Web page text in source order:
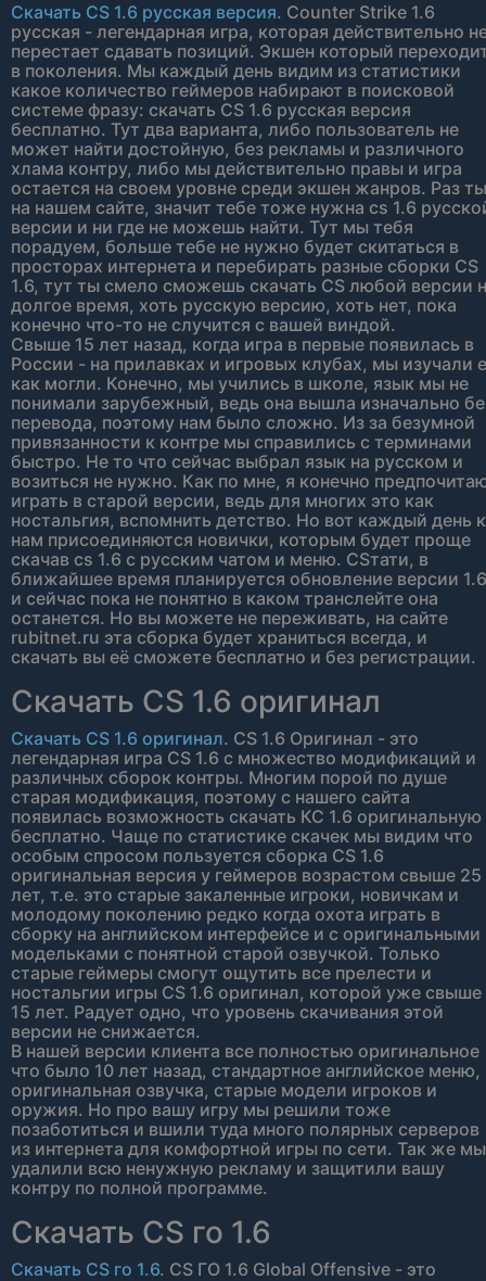
Скачать CS 1.6 русская версия. Counter Strike 1.6
русская - легендарная игра, которая действительно
перестает сдавать позиций. Экшен который
в поколения. Мы каждый день видим из статистики
какое количество геймеров набирают в поисковой
системе фразу: скачать CS 1.6 русская версия
бесплатно. Тут два варианта, либо пользователь не
может найти достойную, без рекламы и различного
хлама контру, либо мы действительно правы и игра
остается на своем уровне среди экшен жанров. Раз ты
на нашем сайте, значит тебе тоже нужна cs 1.6
версии и ни где не можешь найти. Тут мы тебя
порадуем, больше тебе не нужно будет скитаться в
просторах интернета и перебирать разные сборки CS
1.6, тут ты смело сможешь скачать CS любой версии
долгое время, хоть русскую версию, хоть нет, пока
конечно что-то не случится с вашей виндой.
Свыше 15 лет назад, когда игра в первые появилась в
России - на прилавках и игровых клубах, мы изучали
как могли. Конечно, мы учились в школе, язык мы не
понимали зарубежный, ведь она вышла изначально
перевода, поэтому нам было сложно. Из за безумной
привязанности к контре мы справились с терминами
быстро. Не то что сейчас выбрал язык на русском и
возиться не нужно. Как по мне, я конечно
играть в старой версии, ведь для многих это как
ностальгия, вспомнить детство. Но вот каждый день к
нам присоединяются новички, которым будет проще
скачав cs 1.6 с русским чатом и меню. CSтати, в
ближайшее время планируется обновление версии 1.6
и сейчас пока не понятно в каком транслейте она
останется. Но вы можете не переживать, на сайте
rubitnet.ru эта сборка будет храниться всегда, и
скачать вы её сможете бесплатно и без регистрации.
Скачать CS 1.6 оригинал
Скачать CS 1.6 оригинал. CS 1.6 Оригинал - это
легендарная игра CS 1.6 с множество модификаций и
различных сборок контры. Многим порой по душе
старая модификация, поэтому с нашего сайта
появилась возможность скачать КС 1.6 оригинальную
бесплатно. Чаще по статистике скачек мы видим что
особым спросом пользуется сборка CS 1.6
оригинальная версия у геймеров возрастом свыше 25
лет, т.е. это старые закаленные игроки, новичкам и
молодому поколению редко когда охота играть в
сборку на английском интерфейсе и с оригинальными
модельками с понятной старой озвучкой. Только
старые геймеры смогут ощутить все прелести и
ностальгии игры CS 1.6 оригинал, которой уже свыше
15 лет. Радует одно, что уровень скачивания этой
версии не снижается.
В нашей версии клиента все полностью оригинальное
что было 10 лет назад, стандартное английское меню,
оригинальная озвучка, старые модели игроков и
оружия. Но про вашу игру мы решили тоже
позаботиться и вшили туда много полярных серверов
из интернета для комфортной игры по сети. Так же мы
удалили всю ненужную рекламу и защитили вашу
контру по полной программе.
Скачать CS го 1.6
Скачать CS го 1.6. CS ГО 1.6 Global Offensive - это